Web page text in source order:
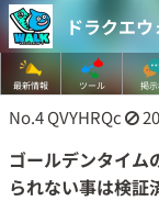
ドラクエ
最新情報 ツール 掲
No.4QVYHRQc
ゴールデンタイム
られない事は検証